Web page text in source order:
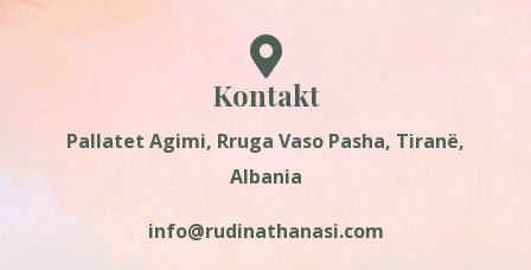
Kontakt
Pallatet Agimi, Rruga Vaso Pasha, Tiranë,
Albania
info@rudinathanasi.com